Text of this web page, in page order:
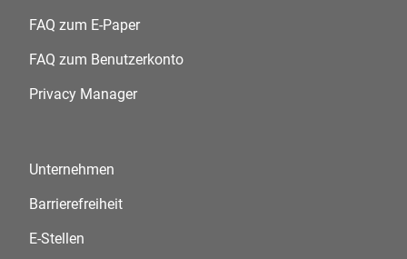
FAQ zum E-Paper
FAQ zum Benutzerkonto
Privacy Manager
Unternehmen
Barrierefreiheit
E-Stellen